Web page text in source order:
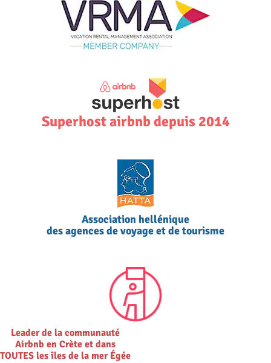
Superhost airbnb depuis 2014
Association hellénique
des agences de voyage et de tourisme
Leader de la communauté
Airbnb en Crète et dans
TOUTES les îles de la mer Égée